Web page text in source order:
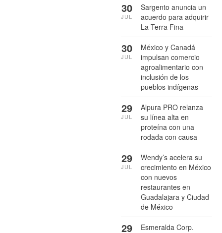
Sargento anuncia un
acuerdo para adquirir
La Terra Fina
30
JUL
México y Canadá
impulsan comercio
agroalimentario con
inclusión de los
pueblos indígenas
30
JUL
Alpura PRO relanza
su línea alta en
proteína con una
rodada con causa
29
JUL
Wendy’s acelera su
crecimiento en México
con nuevos
restaurantes en
Guadalajara y Ciudad
de México
29
JUL
Esmeralda Corp.
29